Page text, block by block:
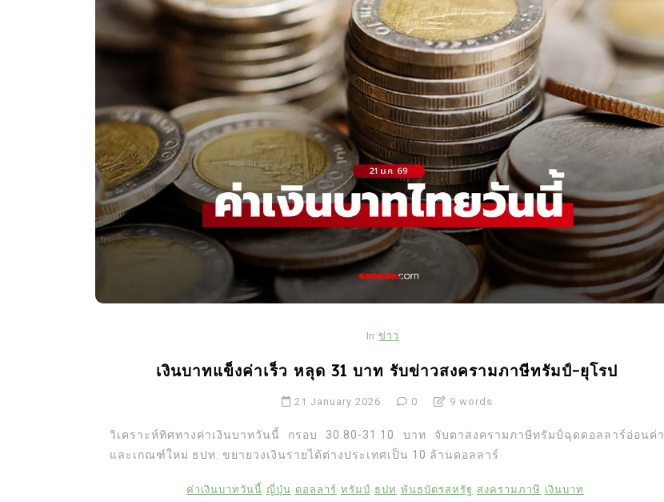
In ข่าว
เงินบาทแข็งค่าเร็ว หลุด 31 บาท รับข่าวสงครามภาษีทรัมป์-ยุโรป
21 January 2026 0 9 words
วิเคราะห์ทิศทางค่าเงินบาทวันนี้ กรอบ 30.80-31.10 บาท จับตาสงครามภาษีทรัมป์ฉุดดอลลาร์อ่อนค่า
และเกณฑ์ใหม่ ธปท. ขยายวงเงินรายได้ต่างประเทศเป็น 10 ล้านดอลลาร์
ค่าเงินบาทวันนี้ ญี่ปุ่น ดอลลาร์ ทรัมป์ ธปท พันธบัตรสหรัฐ สงครามภาษี เงินบาท